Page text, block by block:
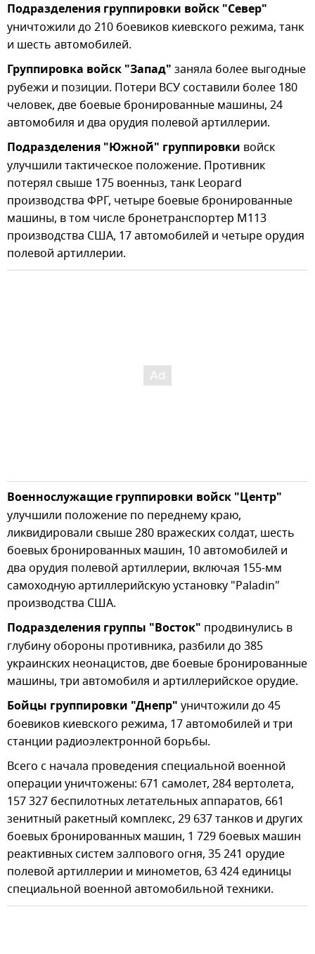
Подразделения группировки войск "Север"
уничтожили до 210 боевиков киевского режима, танк
и шесть автомобилей.
Группировка войск "Запад" заняла более выгодные
рубежи и позиции. Потери ВСУ составили более 180
человек, две боевые бронированные машины, 24
автомобиля и два орудия полевой артиллерии.
Подразделения "Южной" группировки войск
улучшили тактическое положение. Противник
потерял свыше 175 военныз, танк Leopard
производства ФРГ, четыре боевые бронированные
машины, в том числе бронетранспортер М113
производства США, 17 автомобилей и четыре орудия
полевой артиллерии.
Военнослужащие группировки войск "Центр"
улучшили положение по переднему краю,
ликвидировали свыше 280 вражеских солдат, шесть
боевых бронированных машин, 10 автомобилей и
два орудия полевой артиллерии, включая 155-мм
самоходную артиллерийскую установку "Paladin"
производства США.
Подразделения группы "Восток" продвинулись в
глубину обороны противника, разбили до 385
украинских неонацистов, две боевые бронированные
машины, три автомобиля и артиллерийское орудие.
Бойцы группировки "Днепр" уничтожили до 45
боевиков киевского режима, 17 автомобилей и три
станции радиоэлектронной борьбы.
Всего с начала проведения специальной военной
операции уничтожены: 671 самолет, 284 вертолета,
157 327 беспилотных летательных аппаратов, 661
зенитный ракетный комплекс, 29 637 танков и других
боевых бронированных машин, 1 729 боевых машин
реактивных систем залпового огня, 35 241 орудие
полевой артиллерии и минометов, 63 424 единицы
специальной военной автомобильной техники.